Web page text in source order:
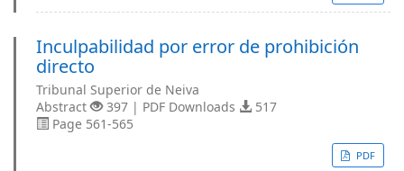
Inculpabilidad por error de prohibición
directo
Tribunal Superior de Neiva
Abstract
397 | PDF Downloads
517
Page 561-565
PDF